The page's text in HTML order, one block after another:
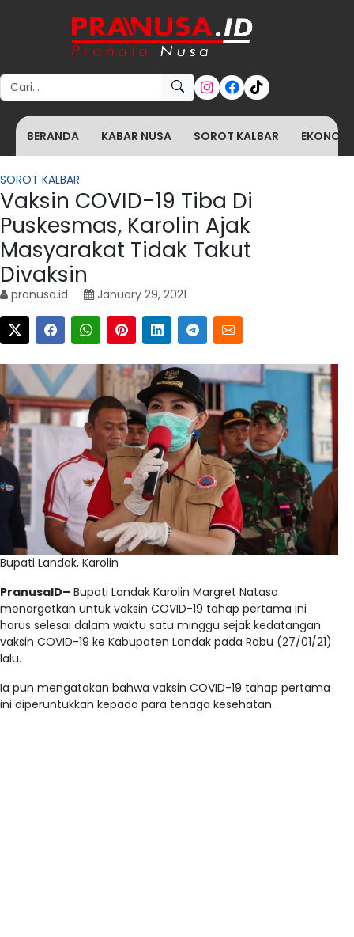
Search for:
BERANDA KABAR NUSA SOROT KALBAR
SOROT KALBAR
Vaksin COVID-19 Tiba Di
Puskesmas, Karolin Ajak
Masyarakat Tidak Takut
Divaksin
pranusa.id January 29, 2021
Bupati Landak, Karolin
PranusaID– Bupati Landak Karolin Margret Natasa
menargetkan untuk vaksin COVID-19 tahap pertama ini
harus selesai dalam waktu satu minggu sejak kedatangan
vaksin COVID-19 ke Kabupaten Landak pada Rabu (27/01/21)
lalu.
Ia pun mengatakan bahwa vaksin COVID-19 tahap pertama
ini diperuntukkan kepada para tenaga kesehatan.